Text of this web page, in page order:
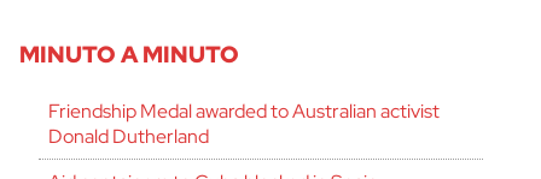
MINUTO A MINUTO
Friendship Medal awarded to Australian activist
Donald Dutherland